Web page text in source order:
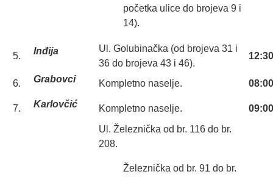
početka ulice do brojeva 9 i
14).
5. Inđija
Ul. Golubinačka (od brojeva 31 i
36 do brojeva 43 i 46).
6. Grabovci Kompletno naselje.
7. Karlovčić Kompletno naselje.
Ul. Železnička od br. 116 do br.
208.
Železnička od br. 91 do br.